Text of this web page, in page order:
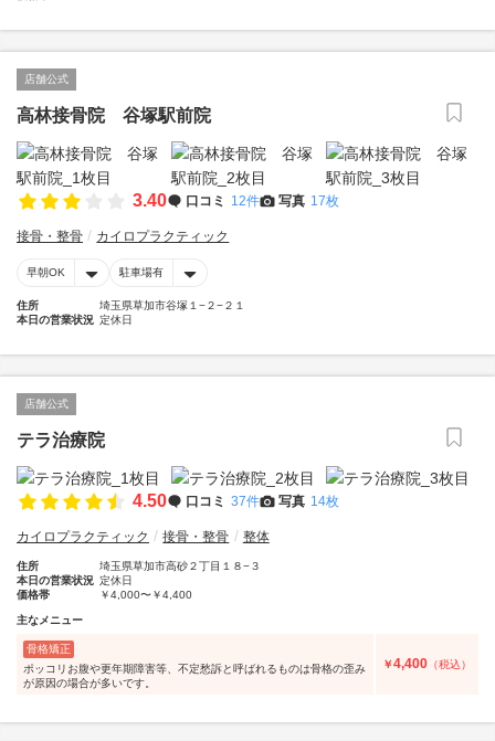
店舗公式
高林接骨院 谷塚駅前院
3.40 口コミ 12件 写真 17枚
接骨・整骨 カイロプラクティック
早朝OK 駐車場有
住所
埼玉県草加市谷塚１−２−２１
本日の営業状況 定休日
店舗公式
テラ治療院
4.50 口コミ 37件 写真 14枚
カイロプラクティック 接骨・整骨 整体
住所
埼玉県草加市高砂２丁目１８−３
本日の営業状況 定休日
価格帯
￥4,000〜￥4,400
主なメニュー
骨格矯正
ポッコリお腹や更年期障害等、不定愁訴と呼ばれるものは骨格の歪み
が原因の場合が多いです。
￥4,400 （税込）